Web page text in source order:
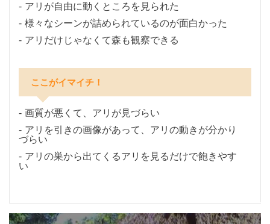
アリが自由に動くところを見られた
様々なシーンが詰められているのが面白かった
アリだけじゃなくて森も観察できる
ここがイマイチ！
画質が悪くて、アリが見づらい
アリを引きの画像があって、アリの動きが分かり
づらい
アリの巣から出てくるアリを見るだけで飽きやす
い